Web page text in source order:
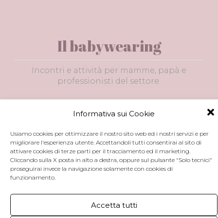
Informativa sui Cookie
Usiamo cookies per ottimizzare il nostro sito web ed i nostri servizi e per
migliorare l'esperienza utente. Accettandoli tutti consentirai al sito di
attivare cookies di terze parti per il tracciamento ed il marketing.
Cliccando sulla X posta in alto a destra, oppure sul pulsante "Solo tecnici"
proseguirai invece la navigazione solamente con cookies di
funzionamento.
Accetta tutti
Il babywearing
Incontri e attività per mamme, papà e
professionisti del settore.
I nostri
sponsor
Chi contribuisce
Tickets!
Appuntamento al
prossimo salone!